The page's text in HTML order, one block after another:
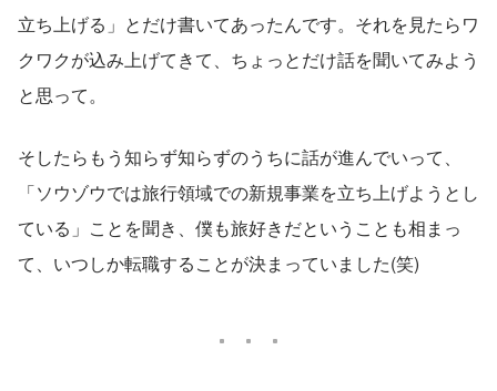
立ち上げる」とだけ書いてあったんです。それを見たらワ
クワクが込み上げてきて、ちょっとだけ話を聞いてみよう
と思って。
そしたらもう知らず知らずのうちに話が進んでいって、
「ソウゾウでは旅行領域での新規事業を立ち上げようとし
ている」ことを聞き、僕も旅好きだということも相まっ
て、いつしか転職することが決まっていました(笑)